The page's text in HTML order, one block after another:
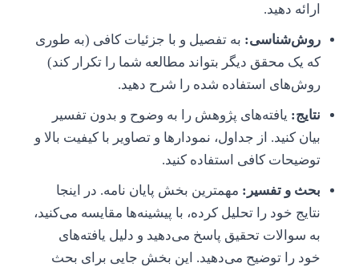
ارائه دهید.
روش‌شناسی: به تفصیل و با جزئیات کافی (به طوری
که یک محقق دیگر بتواند مطالعه شما را تکرار کند)
روش‌های استفاده شده را شرح دهید.
نتایج: یافته‌های پژوهش را به وضوح و بدون تفسیر
بیان کنید. از جداول، نمودارها و تصاویر با کیفیت بالا و
توضیحات کافی استفاده کنید.
بحث و تفسیر: مهمترین بخش پایان نامه. در اینجا
نتایج خود را تحلیل کرده، با پیشینه‌ها مقایسه می‌کنید،
به سوالات تحقیق پاسخ می‌دهید و دلیل یافته‌های
خود را توضیح می‌دهید. این بخش جایی برای بحث